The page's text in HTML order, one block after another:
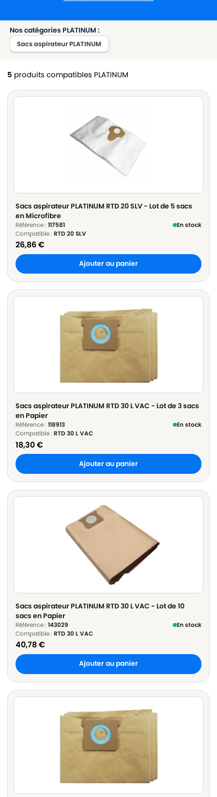
Nos catégories PLATINUM :
Sacs aspirateur PLATINUM
5 produits compatibles PLATINUM
Sacs aspirateur PLATINUM RTD 20 SLV - Lot de 5 sacs
en Microfibre
Référence : 117581
En stock
Compatible : RTD 20 SLV
26,86€
Ajouter au panier
Sacs aspirateur PLATINUM RTD 30 L VAC - Lot de 3 sacs
en Papier
Référence : 118913
En stock
Compatible : RTD 30 L VAC
18,30€
Ajouter au panier
Sacs aspirateur PLATINUM RTD 30 L VAC - Lot de 10
sacs en Papier
Référence : 143029
En stock
Compatible : RTD 30 L VAC
40,78€
Ajouter au panier